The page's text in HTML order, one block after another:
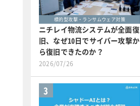
標的型攻撃・ランサムウェア対策
ニチレイ物流システムが全面復
旧、なぜ10日でサイバー攻撃か
ら復旧できたのか？
2026/07/26
3